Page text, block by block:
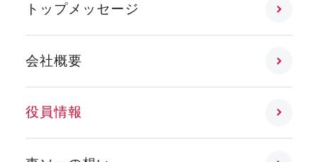
トップメッセージ
会社概要
役員情報